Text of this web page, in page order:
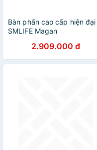
Bàn phấn cao cấp hiện đại
SMLIFE Magan
2.909.000 đ